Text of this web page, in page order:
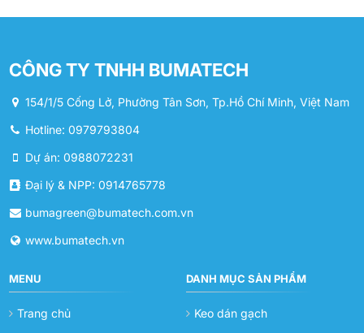
CÔNG TY TNHH BUMATECH
154/1/5 Cống Lở, Phường Tân Sơn, Tp.Hồ Chí Minh, Việt Nam
Hotline: 0979793804
Dự án: 0988072231
Đại lý & NPP: 0914765778
bumagreen@bumatech.com.vn
www.bumatech.vn
MENU
Trang chủ
DANH MỤC SẢN PHẨM
Keo dán gạch